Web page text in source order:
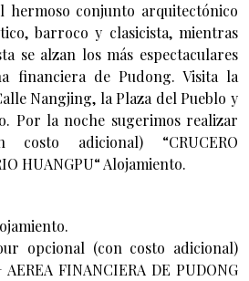
hermoso conjunto arquitectónico
barroco y clasicista, mientras
se alzan los más espectaculares
financiera de Pudong. Visita la
Nangjing, la Plaza del Pueblo y
Por la noche sugerimos realizar
adicional) “CRUCERO
HUANGPU“ Alojamiento.
opcional (con costo adicional)
AEREA FINANCIERA DE PUDONG